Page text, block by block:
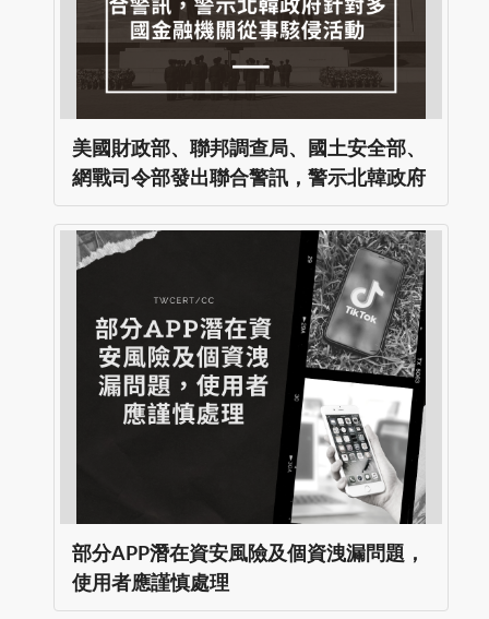
美國財政部、聯邦調查局、國土安全部、
網戰司令部發出聯合警訊，警示北韓政府
針對多國金融機關從事駭侵活動
部分APP潛在資安風險及個資洩漏問題，
使用者應謹慎處理